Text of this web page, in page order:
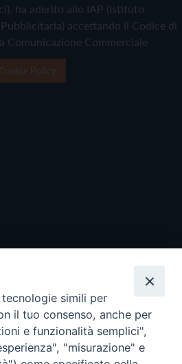
ha aderito allo IAP (Istituto
accettando il Codice di
Comunicazione Commerciale
simili per
il tuo consenso, anche per
e funzionalità semplici",
"misurazione" e